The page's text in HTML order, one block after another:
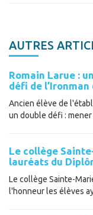
AUTRES
Romain Larue :
défi de
Ancien élève de
un double défi : mener
Le collège
lauréats du
Le collège Sainte-
l'honneur les élèves